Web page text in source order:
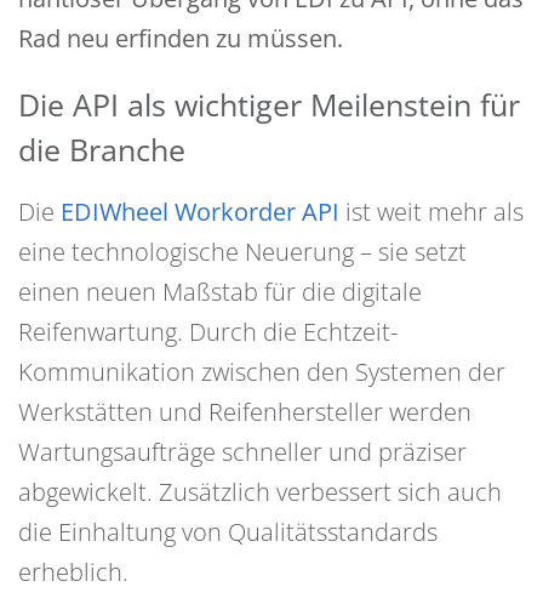
Rad neu erfinden zu müssen.
Die API als wichtiger Meilenstein für
die Branche
Die EDIWheel Workorder API ist weit mehr als
eine technologische Neuerung – sie setzt
einen neuen Maßstab für die digitale
Reifenwartung. Durch die Echtzeit-
Kommunikation zwischen den Systemen der
Werkstätten und Reifenhersteller werden
Wartungsaufträge schneller und präziser
abgewickelt. Zusätzlich verbessert sich auch
die Einhaltung von Qualitätsstandards
erheblich.